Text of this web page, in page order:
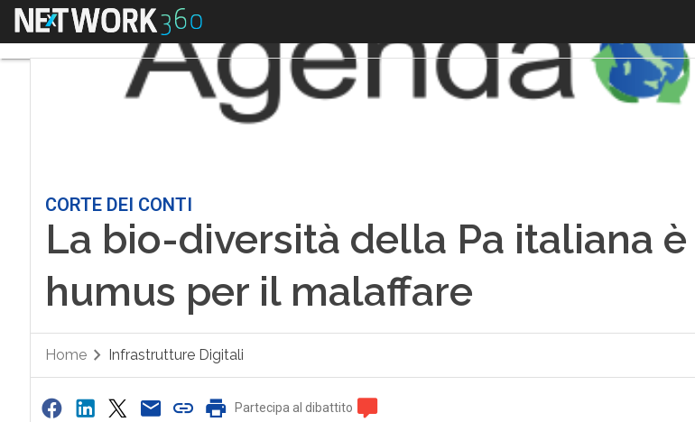
Menu
CORTE DEI CONTI
La bio-diversità della Pa italiana è
humus per il malaffare
Home Infrastrutture Digitali
Partecipa al dibattito